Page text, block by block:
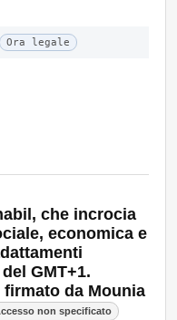
Ora legale
che incrocia
economica e
GMT+1.
da Mounia
non specificato